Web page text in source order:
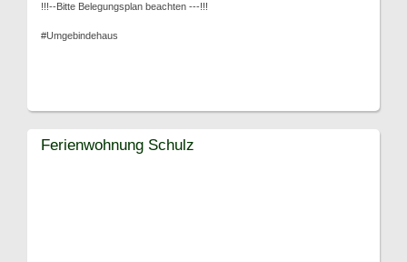
!!!--Bitte Belegungsplan beachten ---!!!
#Umgebindehaus
Ferienwohnung Schulz